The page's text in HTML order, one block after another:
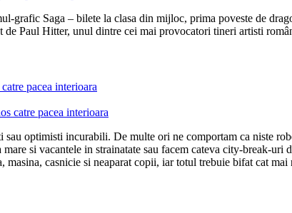
grafic Saga – bilete la clasa din mijloc, prima poveste de
Paul Hitter, unul dintre cei mai provocatori tineri artisti
pacea interioara
optimisti incurabili. De multe ori ne comportam ca niste
si vacantele in strainatate sau facem cateva city-break-
casnicie si neaparat copii, iar totul trebuie bifat cat mai